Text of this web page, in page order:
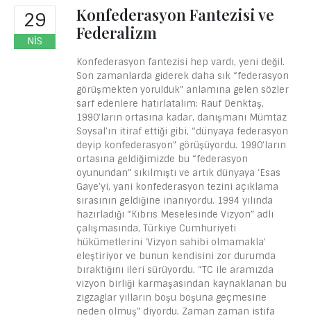
29
NIS
Konfederasyon Fantezisi ve
Federalizm
Konfederasyon fantezisi hep vardı, yeni değil.
Son zamanlarda giderek daha sık “federasyon
görüşmekten yorulduk” anlamına gelen sözler
sarf edenlere hatırlatalım: Rauf Denktaş,
1990’ların ortasına kadar, danışmanı Mümtaz
Soysal’ın itiraf ettiği gibi, “dünyaya federasyon
deyip konfederasyon” görüşüyordu. 1990’ların
ortasına geldiğimizde bu “federasyon
oyunundan” sıkılmıştı ve artık dünyaya ‘Esas
Gaye’yi, yani konfederasyon tezini açıklama
sırasının geldiğine inanıyordu. 1994 yılında
hazırladığı “Kıbrıs Meselesinde Vizyon” adlı
çalışmasında, Türkiye Cumhuriyeti
hükümetlerini ‘Vizyon sahibi olmamakla’
eleştiriyor ve bunun kendisini zor durumda
bıraktığını ileri sürüyordu. “TC ile aramızda
vizyon birliği karmaşasından kaynaklanan bu
zigzaglar yılların boşu boşuna geçmesine
neden olmuş” diyordu. Zaman zaman istifa